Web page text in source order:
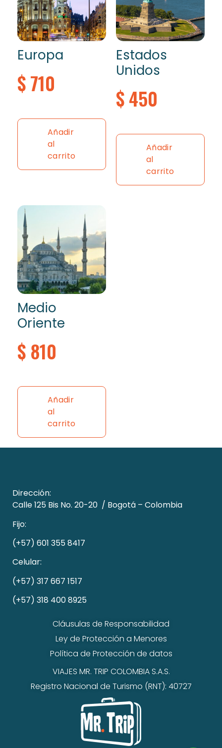
Europa
$710
Añadir
al
carrito
Estados
Unidos
$450
Añadir
al
carrito
Medio
Oriente
$ 810
Añadir
al
carrito
Dirección:
Calle 125 Bis No. 20-20 / Bogotá – Colombia
Fijo:
(+57) 601 355 8417
Celular:
(+57) 317 667 1517
(+57) 318 400 8925
Cláusulas de Responsabilidad
Ley de Protección a Menores
Política de Protección de datos
VIAJES MR. TRIP COLOMBIA S.A.S.
Registro Nacional de Turismo (RNT): 40727